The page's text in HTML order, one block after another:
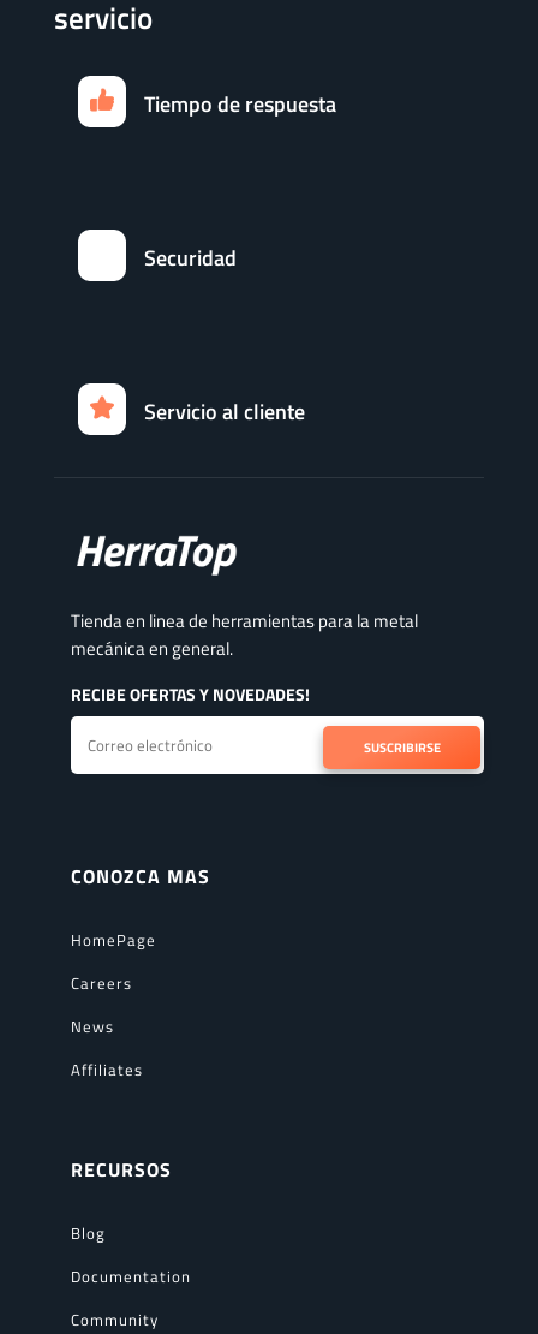
servicio
Tiempo de respuesta
Securidad
Servicio al cliente
Tienda en linea de herramientas para la metal
mecánica en general.
RECIBE OFERTAS Y NOVEDADES!
SUSCRIBIRSE
CONOZCA MAS
HomePage
Careers
News
Affiliates
RECURSOS
Blog
Documentation
Community